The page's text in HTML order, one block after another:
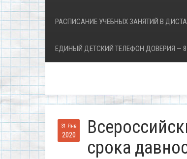
РАСПИСАНИЕ УЧЕБНЫХ ЗАНЯТИЙ В
ЕДИНЫЙ ДЕТСКИЙ ТЕЛЕФОН ДОВЕРИЯ — 8
31 Янв
2020
срока